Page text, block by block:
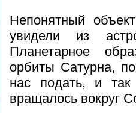
Непонятный
увидели из
Планетарное
орбиты Сатурна,
нас подать, и
вращалось вокруг